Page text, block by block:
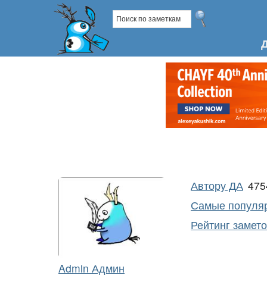
Admin Админ
Автору ДА
Самые
Рейтинг